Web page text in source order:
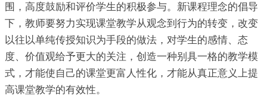
围，高度鼓励和评价学生的积极参与。新课程理念的倡导
下，教师要努力实现课堂教学从观念到行为的转变，改变
以往以单纯传授知识为手段的做法，对学生的感情、态
度、价值观给予更大的关注，创造一种别具一格的教学模
式，才能使自己的课堂更富人性化，才能从真正意义上提
高课堂教学的有效性。